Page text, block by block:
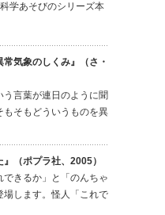
学あそびのシリーズ本
常気象のしくみ』（さ・
言葉が連日のように聞
もそもどういうものを異
（ポプラ社、2005）
きるか」と「のんちゃ
場します。怪人「これで